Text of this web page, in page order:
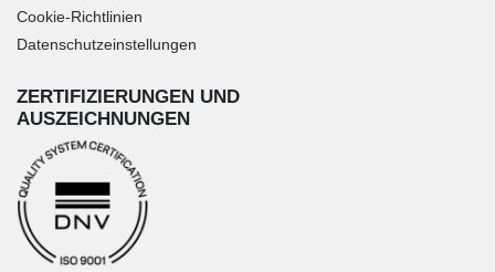
Cookie-Richtlinien
Datenschutzeinstellungen
ZERTIFIZIERUNGEN UND
AUSZEICHNUNGEN